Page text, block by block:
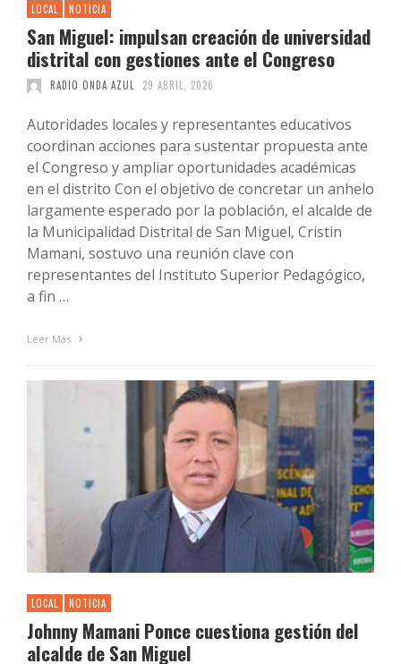
LOCAL NOTICIA
San Miguel: impulsan creación de universidad
distrital con gestiones ante el Congreso
RADIO ONDA AZUL 29 ABRIL, 2026
Autoridades locales y representantes educativos
coordinan acciones para sustentar propuesta ante
el Congreso y ampliar oportunidades académicas
en el distrito Con el objetivo de concretar un anhelo
largamente esperado por la población, el alcalde de
la Municipalidad Distrital de San Miguel, Cristin
Mamani, sostuvo una reunión clave con
representantes del Instituto Superior Pedagógico,
a fin …
Leer Más
LOCAL NOTICIA
Johnny Mamani Ponce cuestiona gestión del
alcalde de San Miguel